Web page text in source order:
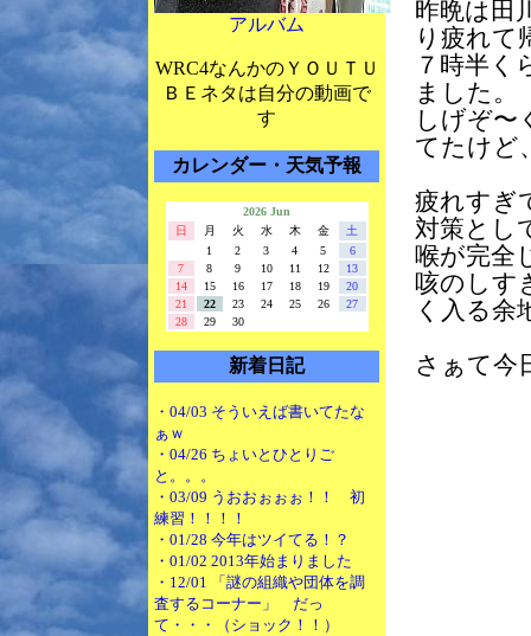
アルバム
WRC4なんかのＹＯＵＴＵ
ＢＥネタは自分の動画で
す
カレンダー・天気予報
2026 Jun
日
月 火 水 木 金
土
1
2 3 4 5
6
7
8 9 10 11 12
13
14
15 16 17 18 19
20
21
22 23 24 25 26
27
28
29 30
新着日記
・04/03 そういえば書いてたな
ぁｗ
・04/26 ちょいとひとりご
と。。。
・03/09 うおおぉぉぉ！！ 初
練習！！！！
・01/28 今年はツイてる！？
・01/02 2013年始まりました
・12/01 「謎の組織や団体を調
査するコーナー」 だっ
て・・・（ショック！！）
昨晩は田
り疲れて
７時半く
ました。
しげぞ〜
てたけど
疲れすぎ
対策とし
喉が完全
咳のしす
く入る余
さぁて今